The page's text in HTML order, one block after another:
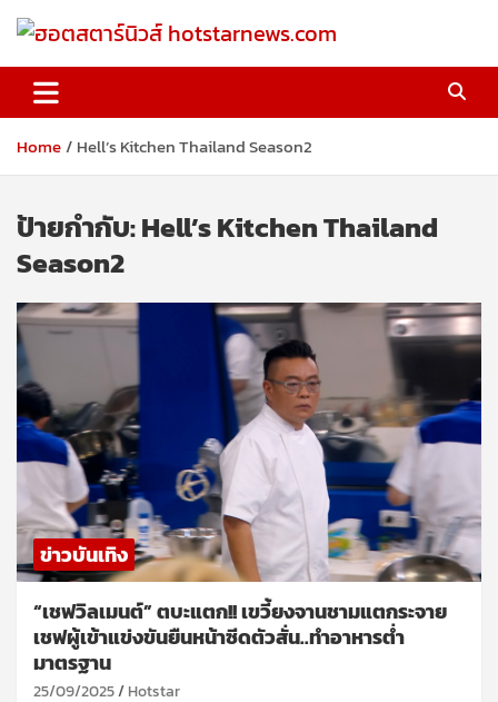
ฮอตสตาร์นิวส์ hotstarnews.com
Home Hell’s Kitchen Thailand Season2
ป้ายกำกับ:Hell’s Kitchen Thailand
Season2
ข่าวบันเทิง
“เชฟวิลเมนต์” ตบะแตก!! เขวี้ยงจานชามแตกระจาย
เชฟผู้เข้าแข่งขันยืนหน้าซีดตัวสั่น..ทำอาหารต่ำ
มาตรฐาน
25/09/2025 Hotstar